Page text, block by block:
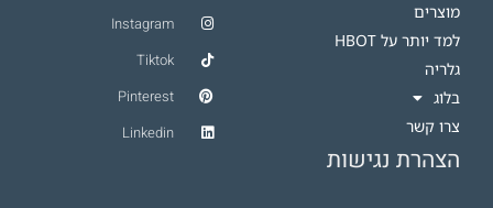
מוצרים
למד יותר על HBOT​
גלריה
בלוג
צרו קשר
הצהרת נגישות
Instagram
Tiktok
Pinterest
Linkedin